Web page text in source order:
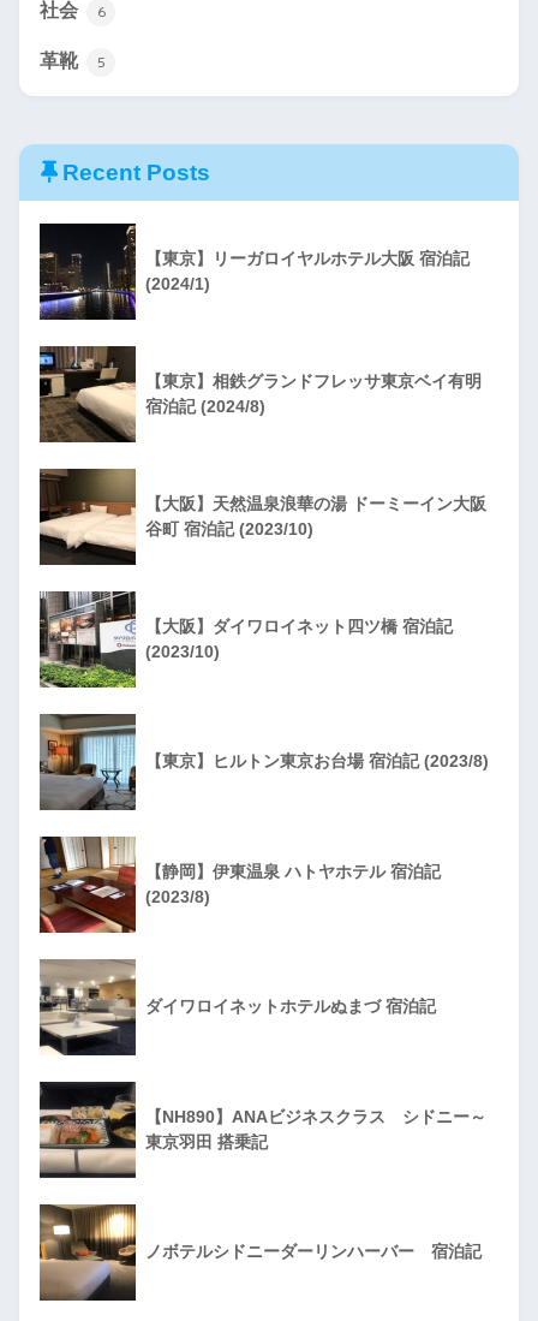
社会 6
革靴 5
Recent Posts
【東京】リーガロイヤルホテル大阪 宿泊記
(2024/1)
【東京】相鉄グランドフレッサ東京ベイ有明
宿泊記 (2024/8)
【大阪】天然温泉浪華の湯 ドーミーイン大阪
谷町 宿泊記 (2023/10)
【大阪】ダイワロイネット四ツ橋 宿泊記
(2023/10)
【東京】ヒルトン東京お台場 宿泊記 (2023/8)
【静岡】伊東温泉 ハトヤホテル 宿泊記
(2023/8)
ダイワロイネットホテルぬまづ 宿泊記
【NH890】ANAビジネスクラス シドニー～
東京羽田 搭乗記
ノボテルシドニーダーリンハーバー 宿泊記